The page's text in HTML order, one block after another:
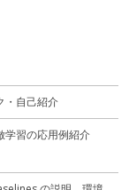
・自己紹介
学習の応用例紹介